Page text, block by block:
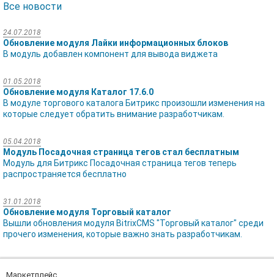
Все новости
24.07.2018
Обновление модуля Лайки информационных блоков
В модуль добавлен компонент для вывода виджета
01.05.2018
Обновление модуля Каталог 17.6.0
В модуле торгового каталога Битрикс произошли изменения на
которые следует обратить внимание разработчикам.
05.04.2018
Модуль Посадочная страница тегов стал бесплатным
Модуль для Битрикс Посадочная страница тегов теперь
распространяется бесплатно
31.01.2018
Обновление модуля Торговый каталог
Вышли обновления модуля BitrixCMS "Торговый каталог" среди
прочего изменения, которые важно знать разработчикам.
Маркетплейс